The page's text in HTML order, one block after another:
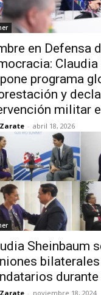
en Defensa
programa
y
militar
- abril 18, 2026
Sheinbaum
durante
- noviembre 18, 2024